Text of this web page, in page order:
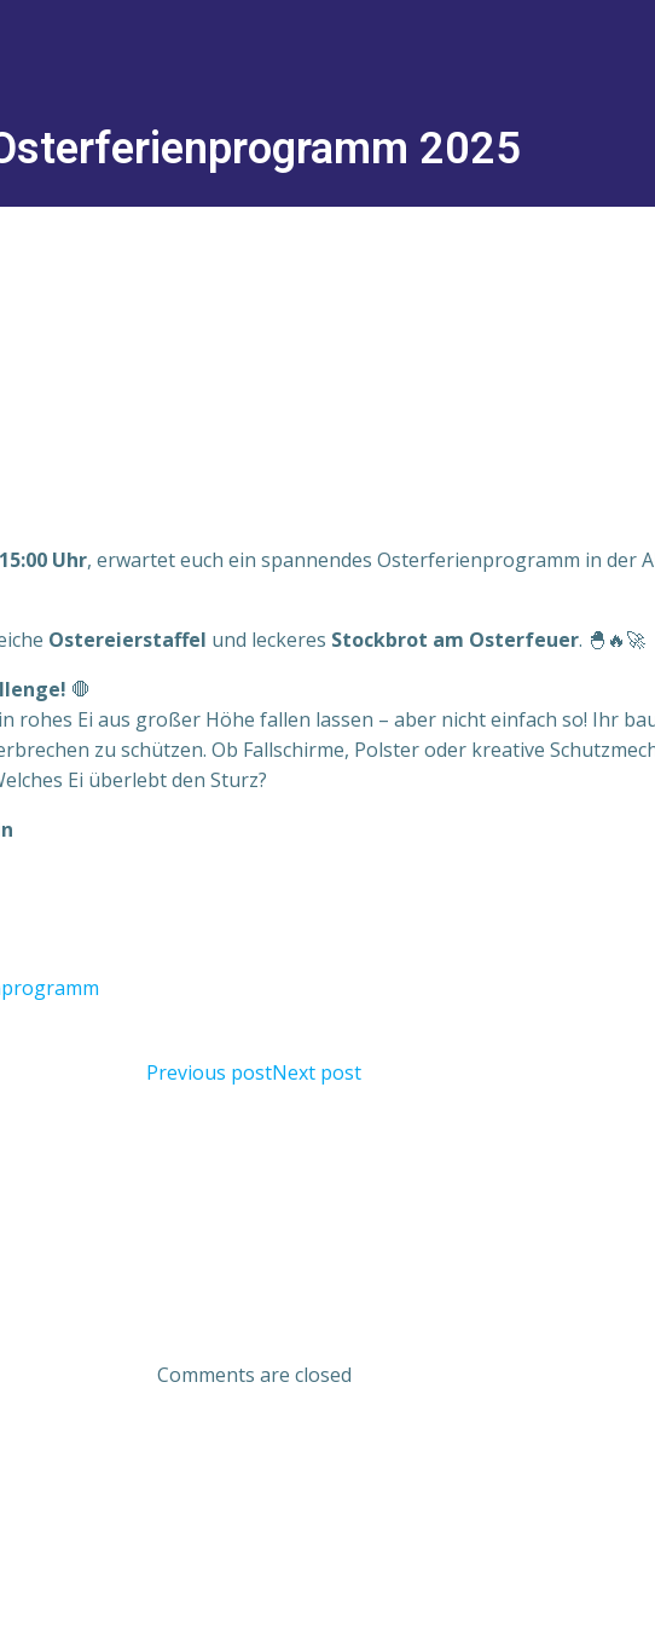
2025
Uhr, erwartet euch ein spannendes Osterferienprogramm in der
Ostereierstaffel und leckeres Stockbrot am Osterfeuer. 🐣🔥🚀
🛑
rohes Ei aus großer Höhe fallen lassen – aber nicht einfach so! Ihr
zu schützen. Ob Fallschirme, Polster oder kreative
Ei überlebt den Sturz?
programm
Previous postNext post
Comments are closed